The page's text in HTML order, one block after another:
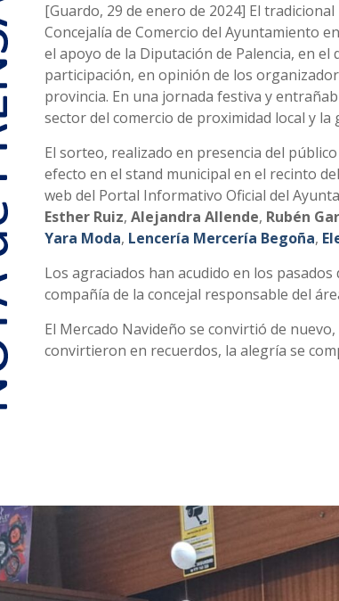
[Guardo, 29 de enero de 2024] El
Concejalía de Comercio del Ayuntamiento
el apoyo de la Diputación de Palencia, en
participación, en opinión de los
provincia. En una jornada festiva y
sector del comercio de proximidad local y
El sorteo, realizado en presencia del
efecto en el stand municipal en el recinto
web del Portal Informativo Oficial del
Esther Ruiz, Alejandra Allende, Rubén
Yara Moda, Lencería Mercería Begoña,
Los agraciados han acudido en los
compañía de la concejal responsable del
El Mercado Navideño se convirtió de
convirtieron en recuerdos, la alegría se